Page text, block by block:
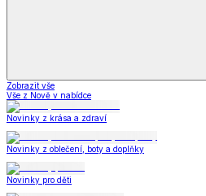
Zobrazit vše
Vše z Nově v nabídce
Novinky z krása a zdraví
Novinky z oblečení, boty a doplňky
Novinky pro děti